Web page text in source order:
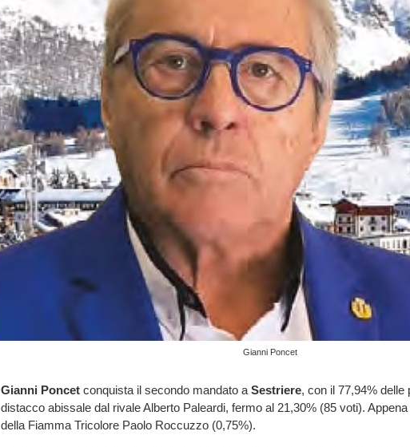
Gianni Poncet
Gianni Poncetconquista il secondo mandato a Sestriere, con il 77,94% delle
distacco abissale dal rivale Alberto Paleardi, fermo al 21,30% (85 voti).
della Fiamma Tricolore Paolo Roccuzzo (0,75%).